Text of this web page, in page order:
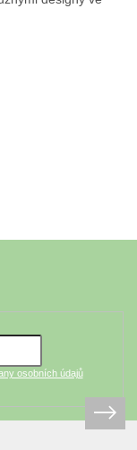
osobních údajů